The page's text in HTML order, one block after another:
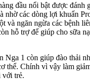
đầu nổi bật được đánh
nhờ các dòng lợi khuẩn
và ngăn ngừa các bệnh
hỗ trợ để giúp cho sữa
Nga 1 còn giúp đào thải
thể. Chính vì vậy làm
với trẻ.